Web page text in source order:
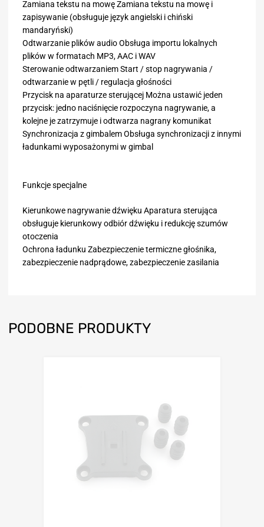
Zamiana tekstu na mowę Zamiana tekstu na mowę i
zapisywanie (obsługuje język angielski i chiński
mandaryński)
Odtwarzanie plików audio Obsługa importu lokalnych
plików w formatach MP3, AAC i WAV
Sterowanie odtwarzaniem Start / stop nagrywania /
odtwarzanie w pętli / regulacja głośności
Przycisk na aparaturze sterującej Można ustawić jeden
przycisk: jedno naciśnięcie rozpoczyna nagrywanie, a
kolejne je zatrzymuje i odtwarza nagrany komunikat
Synchronizacja z gimbalem Obsługa synchronizacji z innymi
ładunkami wyposażonymi w gimbal
Funkcje specjalne
Kierunkowe nagrywanie dźwięku Aparatura sterująca
obsługuje kierunkowy odbiór dźwięku i redukcję szumów
otoczenia
Ochrona ładunku Zabezpieczenie termiczne głośnika,
zabezpieczenie nadprądowe, zabezpieczenie zasilania
PODOBNE PRODUKTY